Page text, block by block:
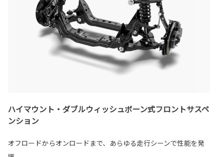
ハイマウント・ダブルウィッシュボーン式フロントサスペ
ンション
オフロードからオンロードまで、あらゆる走行シーンで性能を発